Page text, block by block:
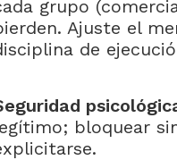
grupo
Ajuste el
de
bloquear